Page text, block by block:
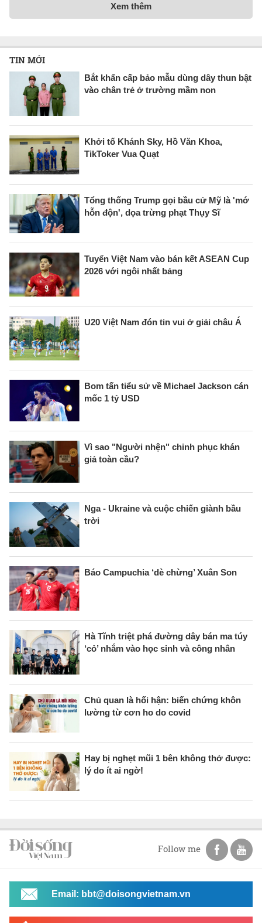
Xem thêm
TIN MỚI
Bắt khẩn cấp bảo mẫu dùng dây thun bật
vào chân trẻ ở trường mầm non
Khởi tố Khánh Sky, Hồ Văn Khoa,
TikToker Vua Quạt
Tổng thống Trump gọi bầu cử Mỹ là 'mớ
hỗn độn', dọa trừng phạt Thụy Sĩ
Tuyển Việt Nam vào bán kết ASEAN Cup
2026 với ngôi nhất bảng
U20 Việt Nam đón tin vui ở giải châu Á
Bom tấn tiểu sử về Michael Jackson cán
mốc 1 tỷ USD
Vì sao "Người nhện" chinh phục khán
giả toàn cầu?
Nga - Ukraine và cuộc chiến giành bầu
trời
Báo Campuchia ‘dè chừng’ Xuân Son
Hà Tĩnh triệt phá đường dây bán ma túy
‘cỏ’ nhắm vào học sinh và công nhân
Chủ quan là hối hận: biến chứng khôn
lường từ cơn ho do covid
Hay bị nghẹt mũi 1 bên không thở được:
lý do ít ai ngờ!
Follow me
Email: bbt@doisongvietnam.vn